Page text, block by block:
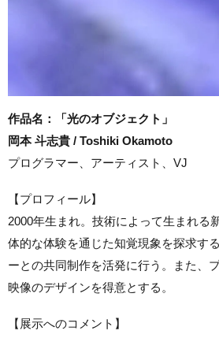
作品名：「光のオブジェクト」
岡本 斗志貴 / Toshiki Okamoto
プログラマー、アーティスト、VJ
【プロフィール】
2000年生まれ。技術によって生まれる
体的な体験を通じた知覚現象を探求す
ーとの共同制作を活発に行う。また、
映像のデザインを得意とする。
【展示へのコメント】